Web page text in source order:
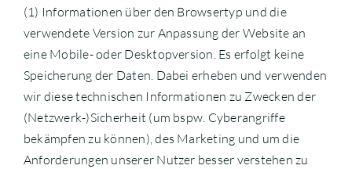
(1) Informationen über den Browsertyp und die
verwendete Version zur Anpassung der Website an
eine Mobile- oder Desktopversion. Es erfolgt keine
Speicherung der Daten. Dabei erheben und verwenden
wir diese technischen Informationen zu Zwecken der
(Netzwerk-)Sicherheit (um bspw. Cyberangriffe
bekämpfen zu können), des Marketing und um die
Anforderungen unserer Nutzer besser verstehen zu